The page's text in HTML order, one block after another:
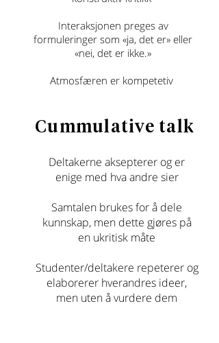
Interaksjonen preges av
formuleringer som «ja, det er» eller
«nei, det er ikke.»
Atmosfæren er kompetetiv
Cummulative talk
Deltakerne aksepterer og er
enige med hva andre sier
Samtalen brukes for å dele
kunnskap, men dette gjøres på
en ukritisk måte
Studenter/deltakere repeterer og
elaborerer hverandres ideer,
men uten å vurdere dem